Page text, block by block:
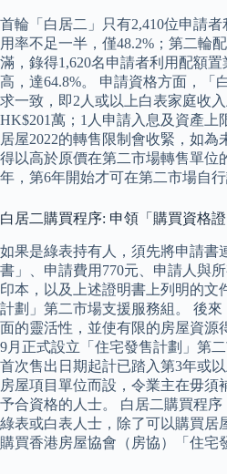
首輪「白居二」只有2,410位申請
用率不足一半，僅48.2%；第二輪
滿，錄得1,620名申請者利用配額
高，達64.8%。 申請資格方面，「
求一致，即2人或以上白表家庭收
HK$201萬；1人申請入息及資產上
居屋2022的轉售限制會收緊，如
得以高於原價在第二市場轉售單位
年，第6年開始才可在第二市場自行
白居二購買程序: 申領「購買資格證
如果是綠表持有人，須先將申請書
書」、申請費用770元、申請人與
印本，以及上述證明書上列明的文
計劃」第二市場支援服務組。 後
面的靈活性，並使有限的房屋資源
9月正式設立「住宅發售計劃」第
首次售出日期起計已踏入第3年或
房屋項目單位而設，令業主在毋須
予合資格的人士。 白居二購買程
綠表或白表人士，除了可以購買居
購買香港房屋協會（房協）「住宅